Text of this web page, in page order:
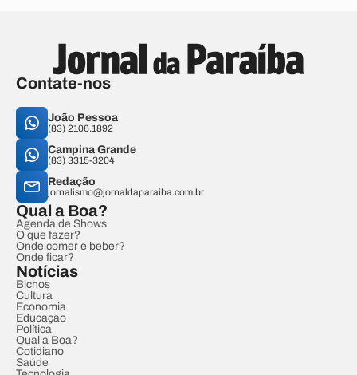
Contate-nos
João Pessoa
(83) 2106.1892
Campina Grande
(83) 3315-3204
Redação
jornalismo@jornaldaparaiba.com.br
Qual a Boa?
Agenda de Shows
O que fazer?
Onde comer e beber?
Onde ficar?
Notícias
Bichos
Cultura
Economia
Educação
Política
Qual a Boa?
Cotidiano
Saúde